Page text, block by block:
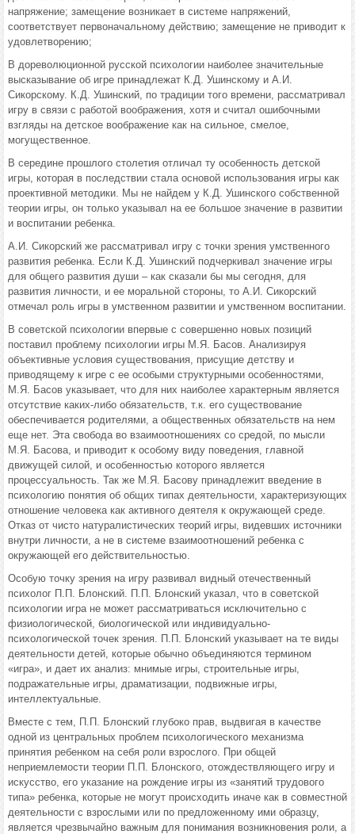
напряжение; замещение возникает в системе напряжений,
соответствует первоначальному действию; замещение не приводит к
удовлетворению;
В дореволюционной русской психологии наиболее значительные
высказывание об игре принадлежат К.Д. Ушинскому и А.И.
Сикорскому. К.Д. Ушинский, по традиции того времени, рассматривал
игру в связи с работой воображения, хотя и считал ошибочными
взгляды на детское воображение как на сильное, смелое,
могущественное.
В середине прошлого столетия отличал ту особенность детской
игры, которая в последствии стала основой использования игры как
проективной методики. Мы не найдем у К.Д. Ушинского собственной
теории игры, он только указывал на ее большое значение в развитии
и воспитании ребенка.
А.И. Сикорский же рассматривал игру с точки зрения умственного
развития ребенка. Если К.Д. Ушинский подчеркивал значение игры
для общего развития души – как сказали бы мы сегодня, для
развития личности, и ее моральной стороны, то А.И. Сикорский
отмечал роль игры в умственном развитии и умственном воспитании.
В советской психологии впервые с совершенно новых позиций
поставил проблему психологии игры М.Я. Басов. Анализируя
объективные условия существования, присущие детству и
приводящему к игре с ее особыми структурными особенностями,
М.Я. Басов указывает, что для них наиболее характерным является
отсутствие каких-либо обязательств, т.к. его существование
обеспечивается родителями, а общественных обязательств на нем
еще нет. Эта свобода во взаимоотношениях со средой, по мысли
М.Я. Басова, и приводит к особому виду поведения, главной
движущей силой, и особенностью которого является
процессуальность. Так же М.Я. Басову принадлежит введение в
психологию понятия об общих типах деятельности, характеризующих
отношение человека как активного деятеля к окружающей среде.
Отказ от чисто натуралистических теорий игры, видевших источники
внутри личности, а не в системе взаимоотношений ребенка с
окружающей его действительностью.
Особую точку зрения на игру развивал видный отечественный
психолог П.П. Блонский. П.П. Блонский указал, что в советской
психологии игра не может рассматриваться исключительно с
физиологической, биологической или индивидуально-
психологической точек зрения. П.П. Блонский указывает на те виды
деятельности детей, которые обычно объединяются термином
«игра», и дает их анализ: мнимые игры, строительные игры,
подражательные игры, драматизации, подвижные игры,
интеллектуальные.
Вместе с тем, П.П. Блонский глубоко прав, выдвигая в качестве
одной из центральных проблем психологического механизма
принятия ребенком на себя роли взрослого. При общей
неприемлемости теории П.П. Блонского, отождествляющего игру и
искусство, его указание на рождение игры из «занятий трудового
типа» ребенка, которые не могут происходить иначе как в совместной
деятельности с взрослыми или по предложенному ими образцу,
является чрезвычайно важным для понимания возникновения роли, а